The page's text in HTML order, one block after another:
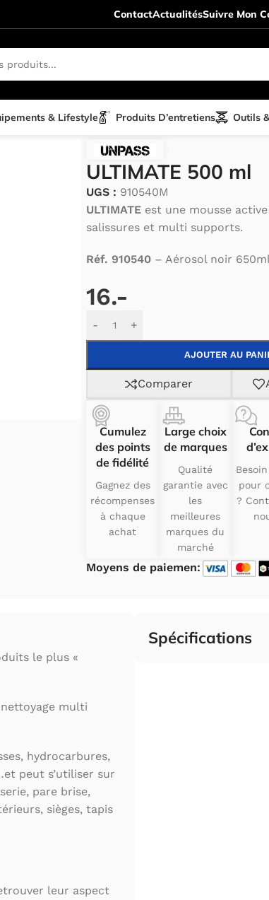
ContactActualitésSuivre Mon
& Lifestyle Produits D’entretiens Outils
ULTIMATE 500 ml
UGS : 910540M
ULTIMATE est une mousse
salissures et multi supports.
Réf. 910540 – Aérosol noir
16.-
- +
AJOUTER AU
Alternative:
Comparer
Cumulez
des points
de fidélité
Gagnez des
récompenses
à chaque
achat
Large choix
de marques
Qualité
garantie avec
les
meilleures
marques du
marché
pour
?
Moyens de paiemen:
le plus «
multi
hydrocarbures,
peut s’utiliser sur
pare brise,
sièges, tapis
leur aspect
Spécifications